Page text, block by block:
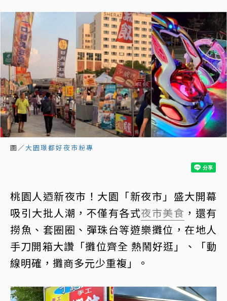
圖／大園璟都好夜市粉專
桃園人迺新夜市！大園「新夜市」盛大開幕
吸引大批人潮，不僅有各式夜市美食 ，還有
撈魚、套圈圈、彈珠台等遊樂攤位，在地人
手刀開箱大讚「攤位齊全 熱鬧好逛」、「動
線明確，攤商多元少重複」。